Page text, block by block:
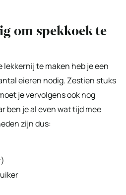
om spekkoek te
lekkernij te maken heb je een
eieren nodig. Zestien stuks
je vervolgens ook nog
ben je al even wat tijd mee
zijn dus: